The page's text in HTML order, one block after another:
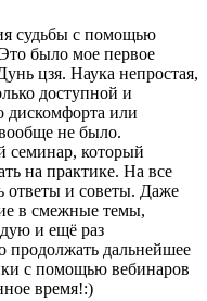
судьбы с помощью
было мое первое
цзя. Наука непростая,
доступной и
дискомфорта или
не было.
семинар, который
на практике. На все
ответы и советы. Даже
в смежные темы,
и ещё раз
продолжать дальнейшее
с помощью вебинаров
время!:)